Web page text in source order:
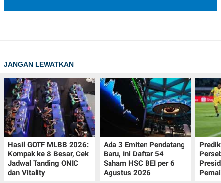
JANGAN LEWATKAN
Hasil GOTF MLBB 2026:
Kompak ke 8 Besar, Cek
Jadwal Tanding ONIC
dan Vitality
Ada 3 Emiten Pendatang
Baru, Ini Daftar 54
Saham HSC BEI per 6
Agustus 2026